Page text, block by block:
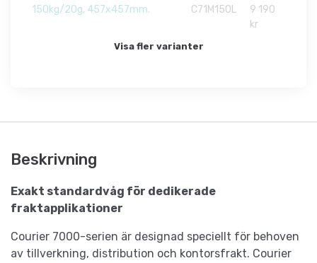
150kg/20g, 457x457mm.
C71M150L
9 190
kr
Visa fler varianter
Beskrivning
Exakt standardvåg för dedikerade
fraktapplikationer
Courier 7000-serien är designad speciellt för behoven
av tillverkning, distribution och kontorsfrakt. Courier